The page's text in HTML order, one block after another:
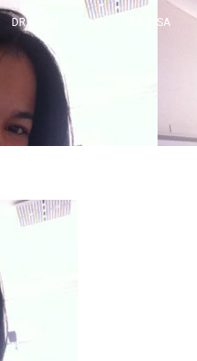
DRA. LISA TORO
DRA. LISA